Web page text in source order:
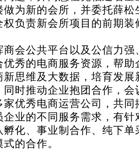
做为新的会所，并委托薛松
权负责新会所项目的前期装
商会公共平台以及公信力
优秀的电商服务资源，帮助
思维及大数据， 培育发展
同时推动企业抱团合作，
家优秀电商运营公司，共同
企业的不同服务需求，有针
孵化、事业制合作、纯下单
的合作。